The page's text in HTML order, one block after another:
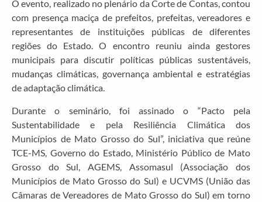
O evento, realizado no plenário da Corte de Contas, contou
com presença maciça de prefeitos, prefeitas, vereadores e
representantes de instituições públicas de diferentes
regiões do Estado. O encontro reuniu ainda gestores
municipais para discutir políticas públicas sustentáveis,
mudanças climáticas, governança ambiental e estratégias
de adaptação climática.
Durante o seminário, foi assinado o “Pacto pela
Sustentabilidade e pela Resiliência Climática dos
Municípios de Mato Grosso do Sul”, iniciativa que reúne
TCE-MS, Governo do Estado, Ministério Público de Mato
Grosso do Sul, AGEMS, Assomasul (Associação dos
Municípios de Mato Grosso do Sul) e UCVMS (União das
Câmaras de Vereadores de Mato Grosso do Sul) em torno